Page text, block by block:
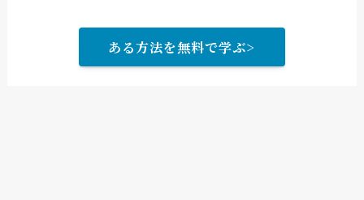
ある方法を無料で学ぶ>